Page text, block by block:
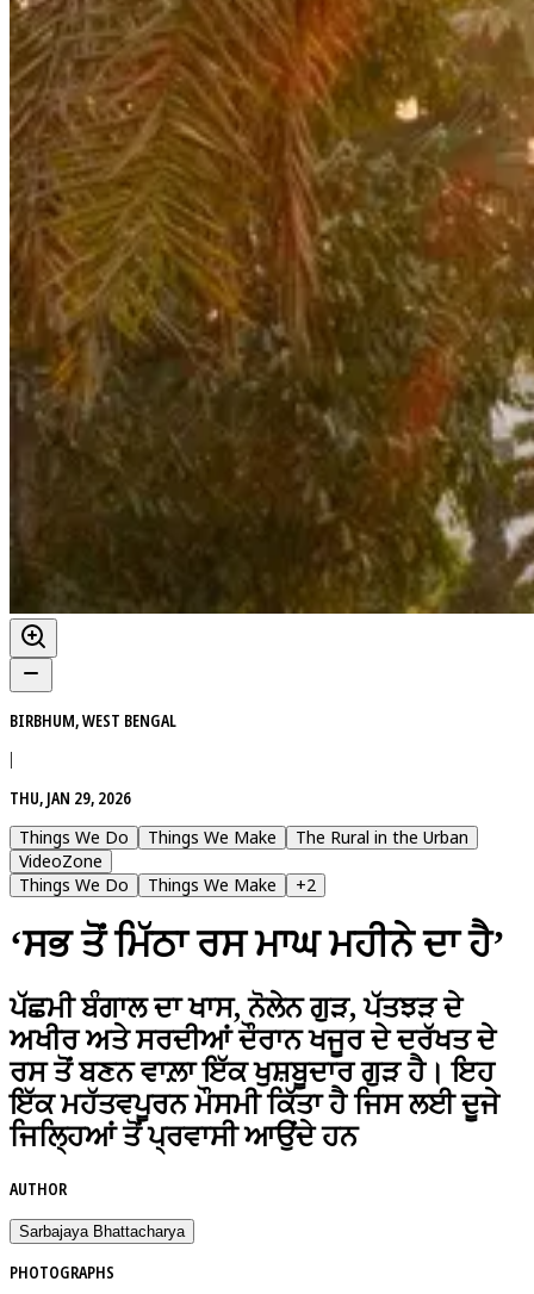
BIRBHUM, WEST BENGAL
|
THU, JAN 29, 2026
Things We Do
Things We Make
The Rural in the Urban
VideoZone
Things We Do
Things We Make +2
‘ਸਭ ਤੋਂ ਮਿੱਠਾ ਰਸ ਮਾਘ ਮਹੀਨੇ ਦਾ ਹੈ’
ਪੱਛਮੀ ਬੰਗਾਲ ਦਾ ਖਾਸ, ਨੋਲੇਨ ਗੁੜ, ਪੱਤਝੜ ਦੇ
ਅਖੀਰ ਅਤੇ ਸਰਦੀਆਂ ਦੌਰਾਨ ਖਜੂਰ ਦੇ ਦਰੱਖਤ ਦੇ
ਰਸ ਤੋਂ ਬਣਨ ਵਾਲ਼ਾ ਇੱਕ ਖੁਸ਼ਬੂਦਾਰ ਗੁੜ ਹੈ। ਇਹ
ਇੱਕ ਮਹੱਤਵਪੂਰਨ ਮੌਸਮੀ ਕਿੱਤਾ ਹੈ ਜਿਸ ਲਈ ਦੂਜੇ
ਜਿਲ੍ਹਿਆਂ ਤੋਂ ਪ੍ਰਵਾਸੀ ਆਉਂਦੇ ਹਨ
AUTHOR
Sarbajaya Bhattacharya
PHOTOGRAPHS